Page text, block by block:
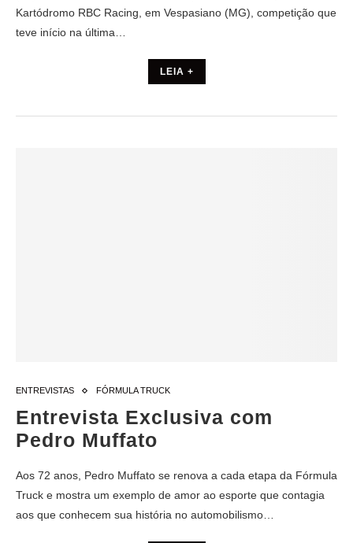
Kartódromo RBC Racing, em Vespasiano (MG), competição que
teve início na última…
LEIA +
ENTREVISTAS FÓRMULA TRUCK
Entrevista Exclusiva com
Pedro Muffato
Aos 72 anos, Pedro Muffato se renova a cada etapa da Fórmula
Truck e mostra um exemplo de amor ao esporte que contagia
aos que conhecem sua história no automobilismo…